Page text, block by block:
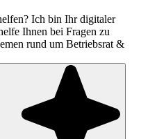
Ich bin Ihr digitaler
Ihnen bei Fragen zu
rund um Betriebsrat &